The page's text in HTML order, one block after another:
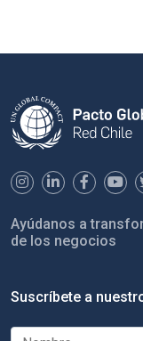
Ayúdanos a
de los negocios
Suscríbete a